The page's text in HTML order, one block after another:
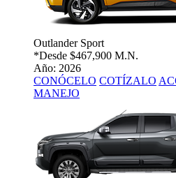
Outlander Sport
*Desde $467,900 M.N.
Año: 2026
CONÓCELO COTÍZALO
MANEJO